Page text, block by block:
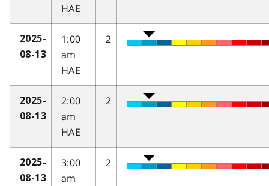
HAE
2025-
08-13
1:00
am
HAE
2
2025-
08-13
2:00
am
HAE
2
2025-
08-13
3:00
am
2